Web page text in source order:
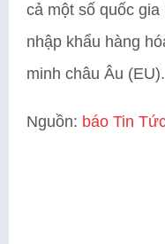
cả một số quốc
nhập khẩu hàng
minh châu Âu (EU).
Nguồn: báo Tin